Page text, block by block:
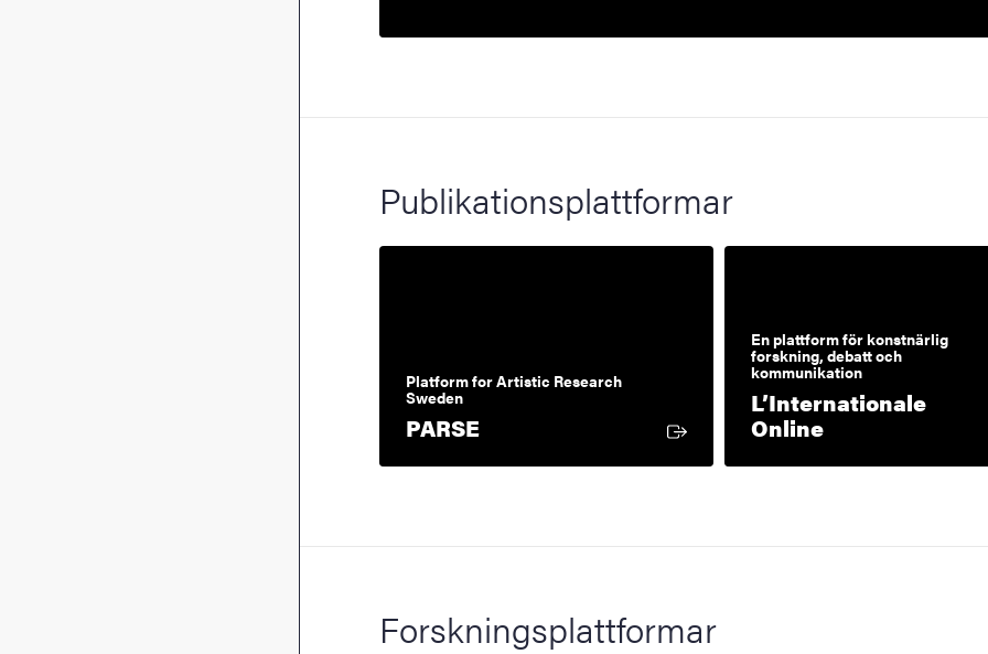
Publikationsplattformar
Platform for Artistic Research
Sweden
PARSEExtern länk
En plattform för konstnärlig
forskning, debatt och
kommunikation
L’Internationale
OnlineExtern länk
Forskningsplattformar